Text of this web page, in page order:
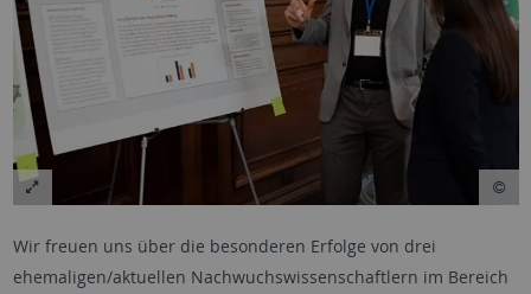
Wir freuen uns über die besonderen Erfolge von drei
ehemaligen/aktuellen Nachwuchswissenschaftlern im Bereich